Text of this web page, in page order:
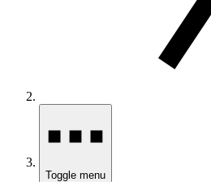
Toggle menu